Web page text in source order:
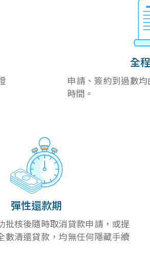
全
申請、簽約到過數
時間。
彈性還款期
批核後隨時取消貸款申請，或提
數清還貸款，均無任何隱藏手續